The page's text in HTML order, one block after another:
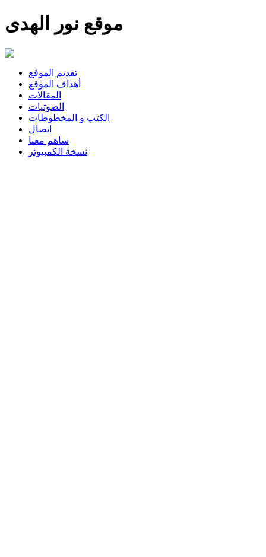
موقع نور الهدى
تقديم الموقع
أهداف الموقع
المقالات
الصوتيات
الكتب و المخطوطات
اتصال
ساهم معنا
نسخة الكمبيوتر